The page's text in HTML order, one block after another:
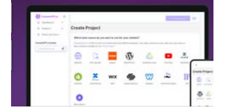
如何運用人工智慧，助力業務成長並推動
職涯發展
2025年UNOTech 的官網重新改版上線了!
https://unotech.com.tw Connect with AI to Grow Your
Business 徹底改變您的工作模式: 您的經驗 + AI 效率 & 創造力 =
無限可能 UNO 提供您...